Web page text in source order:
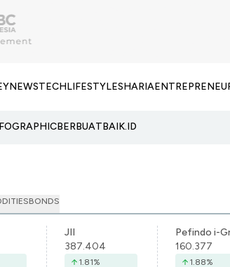
NEWSTECHLIFESTYLESHARIA
BERBUATBAIK.ID
BONDS
JII
387.404
1.81%
Pefindo i-
160.377
1.88%